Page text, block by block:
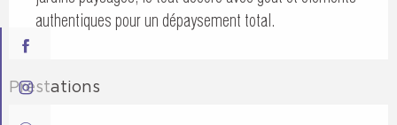
authentiques pour un dépaysement total.
Prestations